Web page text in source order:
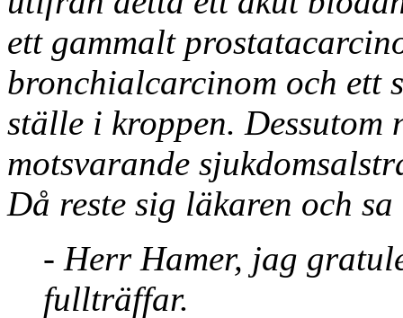
ett gammalt
bronchialcarcinom och ett
ställe i kroppen. Dessutom
motsvarande
Då reste sig läkaren och
- Herr Hamer, jag
fullträffar.